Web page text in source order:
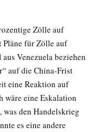
Zölle auf
Pläne für Zölle auf
Venezuela beziehen
auf die China-Frist
eine Reaktion auf
wäre eine Eskalation
den Handelskrieg
es eine andere